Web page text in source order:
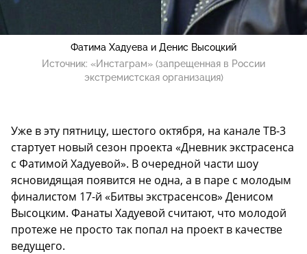
Фатима Хадуева и Денис Высоцкий
Источник: «Инстаграм» (запрещенная в России
экстремистская организация)
Уже в эту пятницу, шестого октября, на канале ТВ-3
стартует новый сезон проекта «Дневник экстрасенса
с Фатимой Хадуевой». В очередной части шоу
ясновидящая появится не одна, а в паре с молодым
финалистом 17-й «Битвы экстрасенсов» Денисом
Высоцким. Фанаты Хадуевой считают, что молодой
протеже не просто так попал на проект в качестве
ведущего.